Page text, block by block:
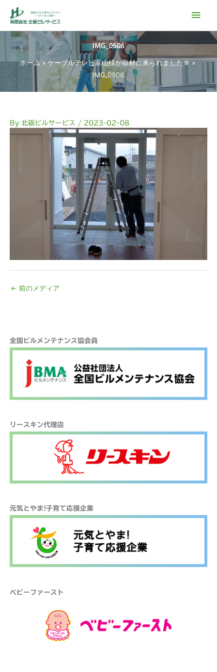
を
ッ
プ
メ
イ
ン
ニ
ー
IMG_0506
ホーム
ケーブルテレビ富山様が取材に来られました☆
IMG_0506
By 北砺ビルサービス / 2023-02-08
← 前のメディア
全国ビルメンテナンス協会員
リースキン代理店
元気とやま!子育て応援企業
ベビーファースト
検